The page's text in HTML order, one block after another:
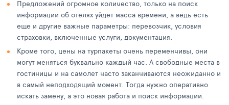
Предложений огромное количество, только на поиск
информации об отелях уйдет масса времени, а ведь есть
еще и другие важные параметры: перевозчик, условия
страховки, включенные услуги, документация.
Кроме того, цены на турпакеты очень переменчивы, они
могут меняться буквально каждый час. А свободные места в
гостиницы и на самолет часто заканчиваются неожиданно и
в самый неподходящий момент. Тогда нужно оперативно
искать замену, а это новая работа и поиск информации.